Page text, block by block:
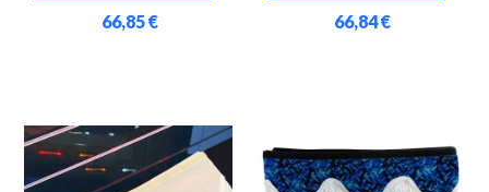
66,85 € 66,84 €